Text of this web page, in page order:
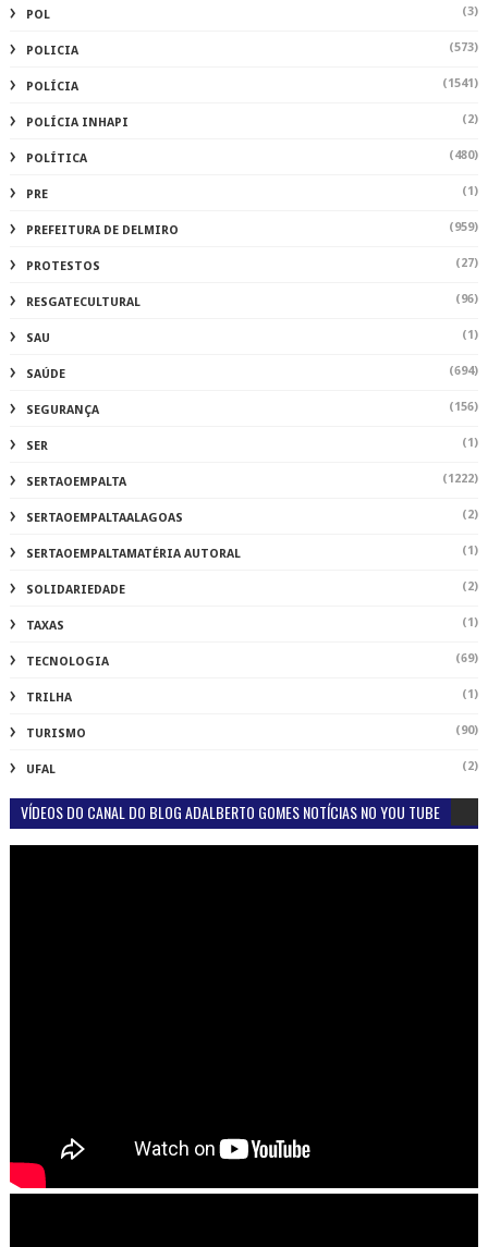
POL (3)
POLICIA (573)
POLÍCIA (1541)
POLÍCIA INHAPI (2)
POLÍTICA (480)
PRE (1)
PREFEITURA DE DELMIRO (959)
PROTESTOS (27)
RESGATECULTURAL (96)
SAU (1)
SAÚDE (694)
SEGURANÇA (156)
SER (1)
SERTAOEMPALTA (1222)
SERTAOEMPALTAALAGOAS (2)
SERTAOEMPALTAMATÉRIA AUTORAL (1)
SOLIDARIEDADE (2)
TAXAS (1)
TECNOLOGIA (69)
TRILHA (1)
TURISMO (90)
UFAL (2)
VÍDEOS DO CANAL DO BLOG ADALBERTO GOMES NOTÍCIAS NO YOU TUBE